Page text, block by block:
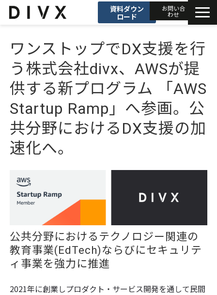
資料ダウン
ロード
お問い合
わせ
プロダクト
DIVXブログ
開発事例
セミナー
お知らせ
会社情報
ワンストップでDX支援を行
う株式会社divx、AWSが提
供する新プログラム 「AWS
Startup Ramp」へ参画。公
共分野におけるDX支援の加
速化へ。
公共分野におけるテクノロジー関連の
教育事業(EdTech)ならびにセキュリテ
ィ事業を強力に推進
2021年に創業しプロダクト・サービス開発を通して民間